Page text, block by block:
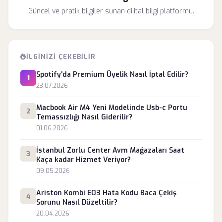
Güncel ve pratik bilgiler sunan dijital bilgi platformu.
İLGINIZI ÇEKEBILIR
1 Spotify'da Premium Üyelik Nasıl İptal Edilir?
23.07.2026
2
Macbook Air M4 Yeni Modelinde Usb-c Portu
Temassızlığı Nasıl Giderilir?
01.06.2026
3
İstanbul Zorlu Center Avm Mağazaları Saat
Kaça kadar Hizmet Veriyor?
09.05.2026
4
Ariston Kombi E03 Hata Kodu Baca Çekiş
Sorunu Nasıl Düzeltilir?
20.04.2026